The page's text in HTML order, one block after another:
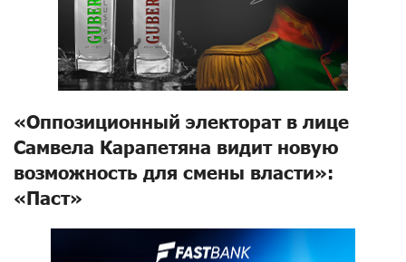
«Оппозиционный электорат в лице
Самвела Карапетяна видит новую
возможность для смены власти»:
«Паст»